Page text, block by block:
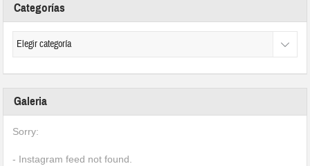
Categorías
Galeria
Sorry:
- Instagram feed not found.